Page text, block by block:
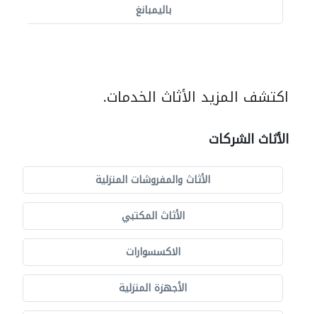
باليمبانغ
اكتشف المزيد الأثاث الخدمات.
الأثاث الشركات
الأثاث والمفروشات المنزلية
الأثاث المكتبي
الاكسسوارات
الأجهزة المنزلية